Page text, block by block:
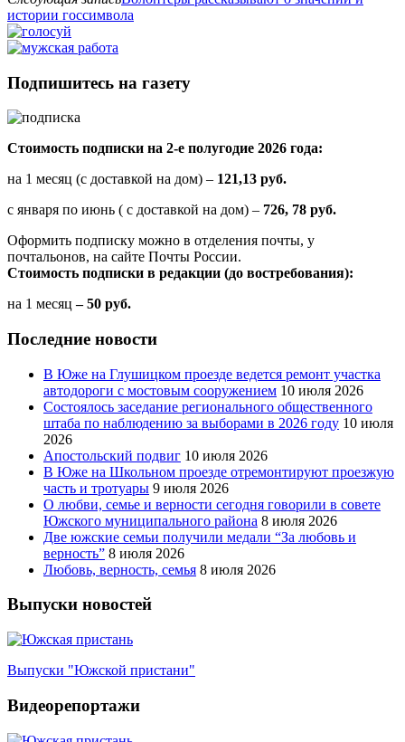
истории госсимвола
Подпишитесь на газету
Стоимость подписки на 2-е полугодие 2026 года:
на 1 месяц (с доставкой на дом) – 121,13 руб.
с января по июнь ( с доставкой на дом) – 726, 78 руб.
Оформить подписку можно в отделения почты, у
почтальонов, на сайте Почты России.
Стоимость подписки в редакции (до востребования):
на 1 месяц – 50 руб.
Последние новости
В Юже на Глушицком проезде ведется ремонт участка
автодороги с мостовым сооружением 10 июля 2026
Состоялось заседание регионального общественного
штаба по наблюдению за выборами в 2026 году 10 июля
2026
Апостольский подвиг 10 июля 2026
В Юже на Школьном проезде отремонтируют проезжую
часть и тротуары 9 июля 2026
О любви, семье и верности сегодня говорили в совете
Южского муниципального района 8 июля 2026
Две южские семьи получили медали “За любовь и
верность” 8 июля 2026
Любовь, верность, семья 8 июля 2026
Выпуски новостей
Выпуски "Южской пристани"
Видеорепортажи